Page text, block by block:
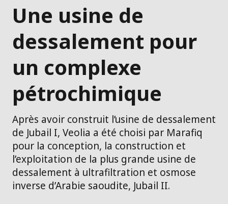
Une usine de
dessalement pour
un complexe
pétrochimique
Après avoir construit l’usine de dessalement
de Jubail I, Veolia a été choisi par Marafiq
pour la conception, la construction et
l’exploitation de la plus grande usine de
dessalement à ultrafiltration et osmose
inverse d’Arabie saoudite, Jubail II.